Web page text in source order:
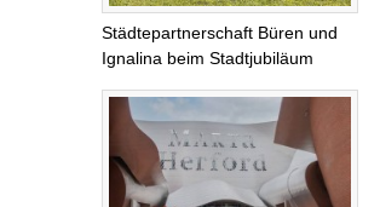
Städtepartnerschaft Büren und
Ignalina beim Stadtjubiläum